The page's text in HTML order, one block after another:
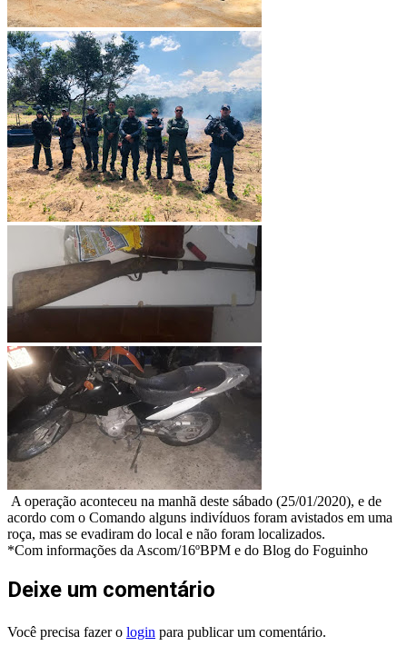
A operação aconteceu na manhã deste sábado (25/01/2020), e de
acordo com o Comando alguns indivíduos foram avistados em uma
roça, mas se evadiram do local e não foram localizados.
*Com informações da Ascom/16ºBPM e do Blog do Foguinho
Deixe um comentário
Você precisa fazer o login para publicar um comentário.